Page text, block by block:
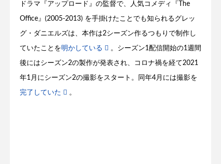
ドラマ『アップロード』の監督で、人気コメディ『The
Office』(2005-2013) を手掛けたことでも知られるグレッ
グ・ダニエルズは、本作は2シーズン作るつもりで制作し
ていたことを明かしている 。シーズン1配信開始の1週間
後にはシーズン2の製作が発表され、コロナ禍を経て2021
年1月にシーズン2の撮影をスタート。同年4月には撮影を
完了していた 。